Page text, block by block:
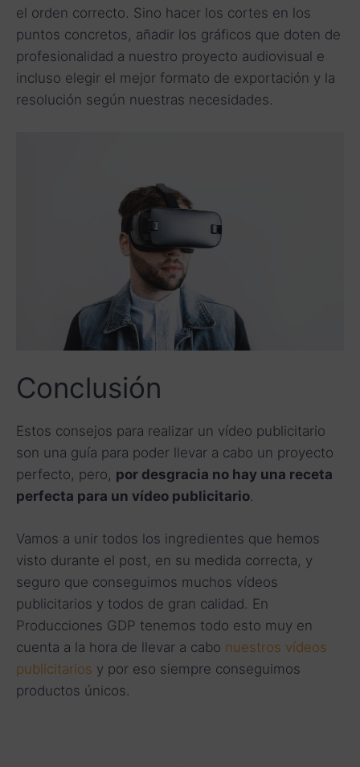
el orden correcto. Sino hacer los cortes en los
puntos concretos, añadir los gráficos que doten de
profesionalidad a nuestro proyecto audiovisual e
incluso elegir el mejor formato de exportación y la
resolución según nuestras necesidades.
Conclusión
Estos consejos para realizar un vídeo publicitario
son una guía para poder llevar a cabo un proyecto
perfecto, pero, por desgracia no hay una receta
perfecta para un vídeo publicitario.
Vamos a unir todos los ingredientes que hemos
visto durante el post, en su medida correcta, y
seguro que conseguimos muchos vídeos
publicitarios y todos de gran calidad. En
Producciones GDP tenemos todo esto muy en
cuenta a la hora de llevar a cabo nuestros vídeos
publicitarios y por eso siempre conseguimos
productos únicos.